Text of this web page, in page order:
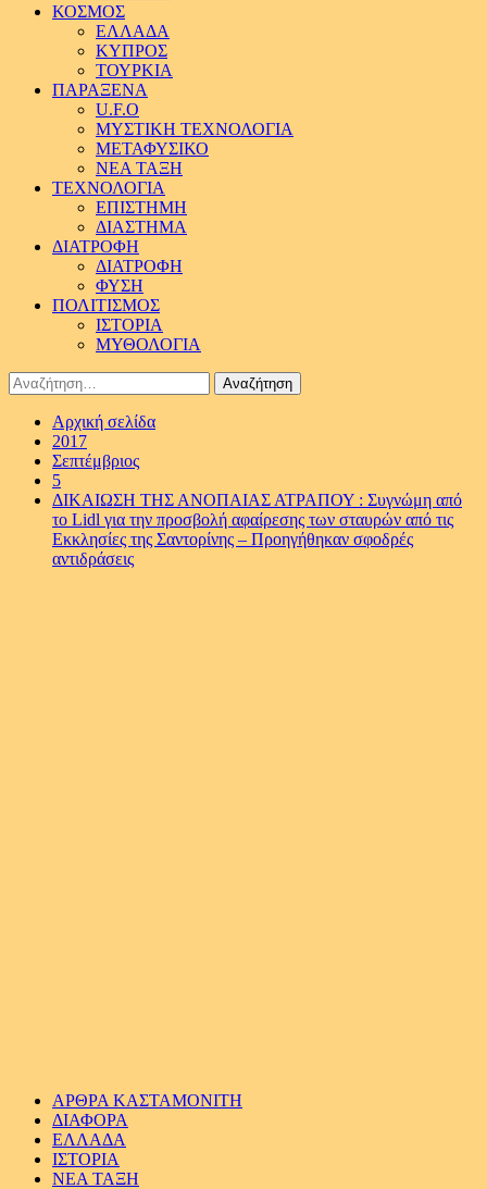
ΚΟΣΜΟΣ
ΕΛΛΑΔΑ
ΚΥΠΡΟΣ
ΤΟΥΡΚΙΑ
ΠΑΡΑΞΕΝΑ
U.F.O
ΜΥΣΤΙΚΗ ΤΕΧΝΟΛΟΓΙΑ
ΜΕΤΑΦΥΣΙΚΟ
ΝΕΑ ΤΑΞΗ
ΤΕΧΝΟΛΟΓΙΑ
ΕΠΙΣΤΗΜΗ
ΔΙΑΣΤΗΜΑ
ΔΙΑΤΡΟΦΗ
ΔΙΑΤΡΟΦΗ
ΦΥΣΗ
ΠΟΛΙΤΙΣΜΟΣ
ΙΣΤΟΡΙΑ
ΜΥΘΟΛΟΓΙΑ
Αναζήτηση
για:
Αρχική σελίδα
2017
Σεπτέμβριος
5
ΔΙΚΑΙΩΣΗ ΤΗΣ ΑΝΟΠΑΙΑΣ ΑΤΡΑΠΟΥ : Συγνώμη από
το Lidl για την προσβολή αφαίρεσης των σταυρών από τις
Εκκλησίες της Σαντορίνης – Προηγήθηκαν σφοδρές
αντιδράσεις
ΑΡΘΡΑ ΚΑΣΤΑΜΟΝΙΤΗ
ΔΙΑΦΟΡΑ
ΕΛΛΑΔΑ
ΙΣΤΟΡΙΑ
ΝΕΑ ΤΑΞΗ